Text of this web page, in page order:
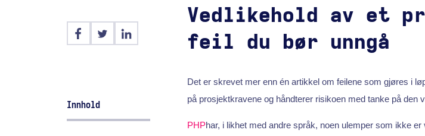
Innhold
Vedlikehold av et
feil du bør unngå
Det er skrevet mer enn én artikkel om feilene som gjøres i
på prosjektkravene og håndterer risikoen med tanke på den
PHPhar, i likhet med andre språk, noen ulemper som ikke